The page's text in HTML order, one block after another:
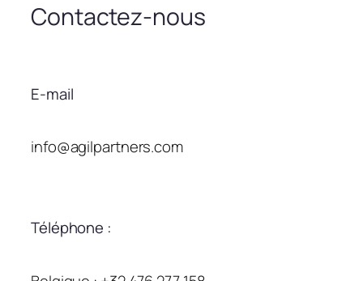
Contactez-nous
E-mail
info@agilpartners.com
Téléphone :